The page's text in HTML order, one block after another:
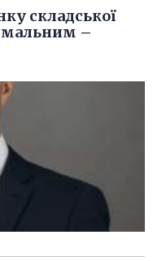
складської
–